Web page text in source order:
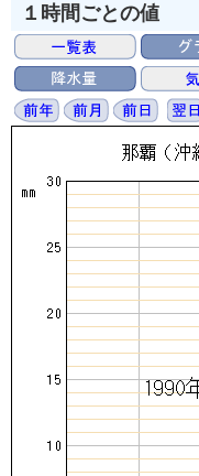
１時間ごとの値